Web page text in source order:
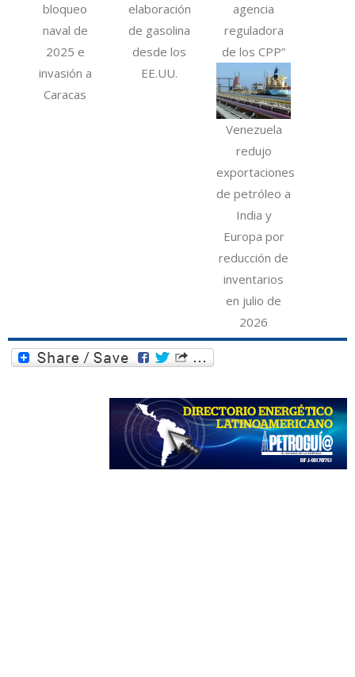
bloqueo
naval de
2025 e
invasión a
Caracas
elaboración
de gasolina
desde los
EE.UU.
agencia
reguladora
de los CPP”
Venezuela
redujo
exportaciones
de petróleo a
India y
Europa por
reducción de
inventarios
en julio de
2026